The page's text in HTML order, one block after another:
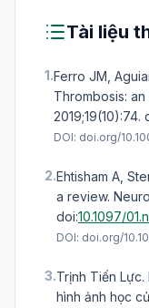
Tài liệu
1.Ferro JM,
Thrombosis:
2019;19(10):74.
DOI: doi.org/
2.Ehtisham A,
a review.
doi:10.1097/
DOI: doi.org/
3.Trịnh Tiến
hình ảnh học